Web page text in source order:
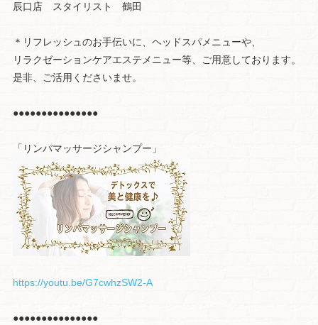
辰口店 スタイリスト 鶴田
＊リフレッシュのお手伝いに、ヘッドスパメニューや、
リラクゼーションケアエステメニュー等、ご用意しております。
是非、ご活用くださいませ。
●●●●●●●●●●●●●●●
「リンパマッサージシャンプー」
https://youtu.be/G7cwhzSW2-A
●●●●●●●●●●●●●●●